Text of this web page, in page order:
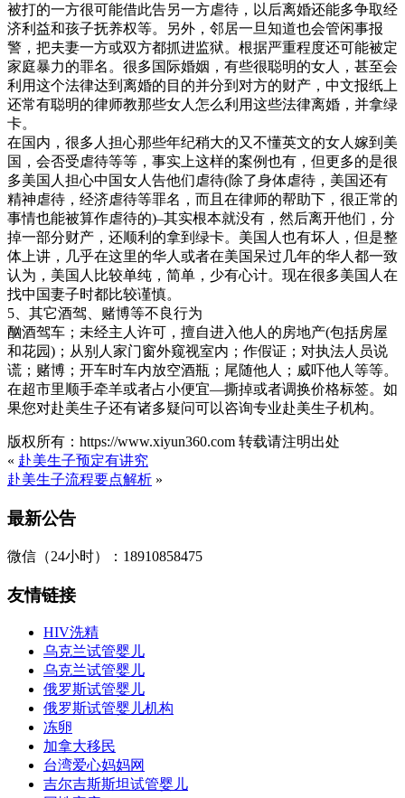
被打的一方很可能借此告另一方虐待，以后离婚还能多争取经
济利益和孩子抚养权等。另外，邻居一旦知道也会管闲事报
警，把夫妻一方或双方都抓进监狱。根据严重程度还可能被定
家庭暴力的罪名。很多国际婚姻，有些很聪明的女人，甚至会
利用这个法律达到离婚的目的并分到对方的财产，中文报纸上
还常有聪明的律师教那些女人怎么利用这些法律离婚，并拿绿
卡。
在国内，很多人担心那些年纪稍大的又不懂英文的女人嫁到美
国，会否受虐待等等，事实上这样的案例也有，但更多的是很
多美国人担心中国女人告他们虐待(除了身体虐待，美国还有
精神虐待，经济虐待等罪名，而且在律师的帮助下，很正常的
事情也能被算作虐待的)–其实根本就没有，然后离开他们，分
掉一部分财产，还顺利的拿到绿卡。美国人也有坏人，但是整
体上讲，几乎在这里的华人或者在美国呆过几年的华人都一致
认为，美国人比较单纯，简单，少有心计。现在很多美国人在
找中国妻子时都比较谨慎。
5、其它酒驾、赌博等不良行为
酗酒驾车；未经主人许可，擅自进入他人的房地产(包括房屋
和花园)；从别人家门窗外窥视室内；作假证；对执法人员说
谎；赌博；开车时车内放空酒瓶；尾随他人；威吓他人等等。
在超市里顺手牵羊或者占小便宜—撕掉或者调换价格标签。如
果您对赴美生子还有诸多疑问可以咨询专业赴美生子机构。
版权所有：https://www.xiyun360.com 转载请注明出处
« 赴美生子预定有讲究
赴美生子流程要点解析 »
最新公告
微信（24小时）：18910858475
友情链接
HIV洗精
乌克兰试管婴儿
乌克兰试管婴儿
俄罗斯试管婴儿
俄罗斯试管婴儿机构
冻卵
加拿大移民
台湾爱心妈妈网
吉尔吉斯斯坦试管婴儿